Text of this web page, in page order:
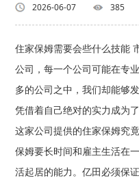
2026-06-07 385
住家保姆需要会些什么技能
公司，每一个公司可能在专
多的公司之中，我们却能够
凭借着自己绝对的实力成为
这家公司提供的住家保姆
保姆要长时间和雇主生活在
活起居的能力。亿田必须保